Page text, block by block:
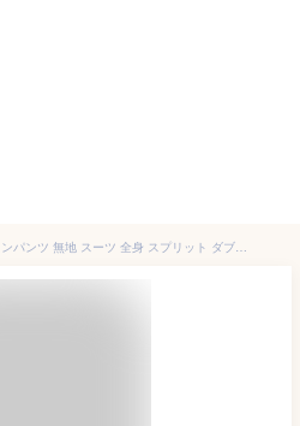
夏用 薄手 レインコート レインパンツ 無地 スーツ 全身 スプリット ダブル レイヤー 通気性 男女兼用 サイクリングウェア カジュアル